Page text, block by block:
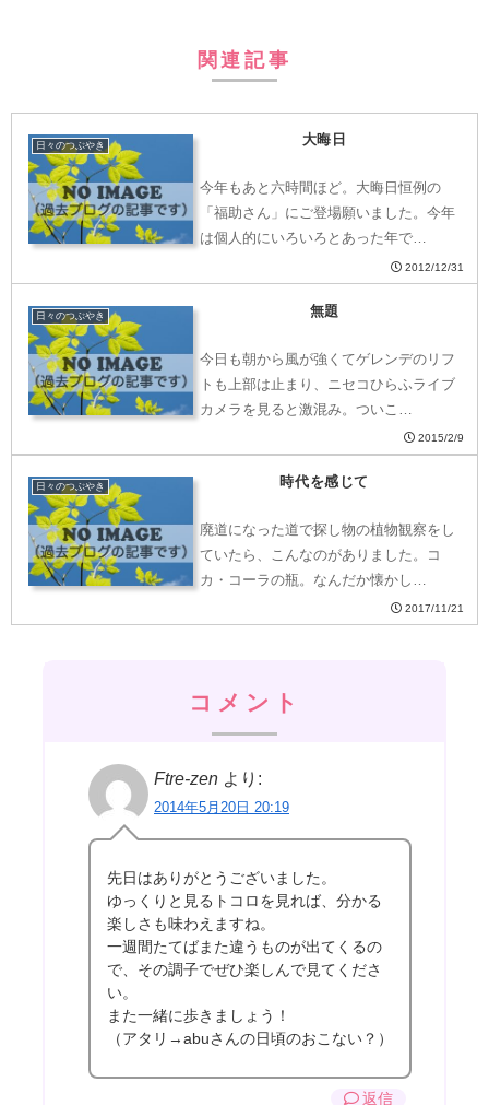
関連記事
日々のつぶやき 大晦日
今年もあと六時間ほど。大晦日恒例の
「福助さん」にご登場願いました。今年
は個人的にいろいろとあった年で…
2012/12/31
日々のつぶやき 無題
今日も朝から風が強くてゲレンデのリフ
トも上部は止まり、ニセコひらふライブ
カメラを見ると激混み。ついこ…
2015/2/9
日々のつぶやき 時代を感じて
廃道になった道で探し物の植物観察をし
ていたら、こんなのがありました。コ
カ・コーラの瓶。なんだか懐かし…
2017/11/21
コメント
Ftre-zen より:
2014年5月20日 20:19
先日はありがとうございました。
ゆっくりと見るトコロを見れば、分かる
楽しさも味わえますね。
一週間たてばまた違うものが出てくるの
で、その調子でぜひ楽しんで見てくださ
い。
また一緒に歩きましょう！
（アタリ→abuさんの日頃のおこない？）
返信